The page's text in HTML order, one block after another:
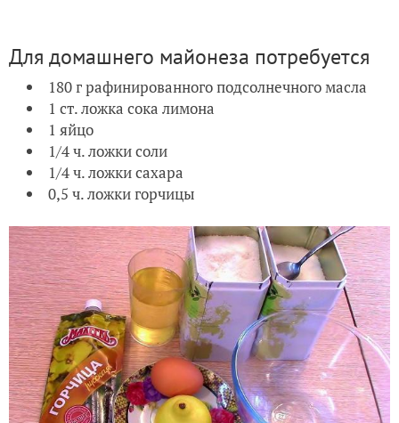
Для домашнего майонеза потребуется
180 г рафинированного подсолнечного масла
1 ст. ложка сока лимона
1 яйцо
1/4 ч. ложки соли
1/4 ч. ложки сахара
0,5 ч. ложки горчицы